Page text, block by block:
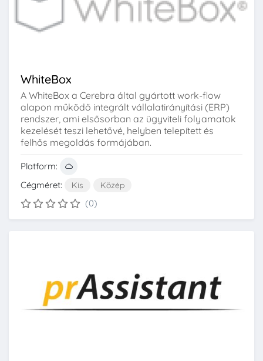
WhiteBox
A WhiteBox a Cerebra által gyártott work-flow
alapon működő integrált vállalatirányítási (ERP)
rendszer, ami elsősorban az ügyviteli folyamatok
kezelését teszi lehetővé, helyben telepített és
felhős megoldás formájában.
Platform:
Cégméret:
Kis Közép
(0)